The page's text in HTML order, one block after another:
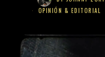
OPINIÓN & EDITORIAL